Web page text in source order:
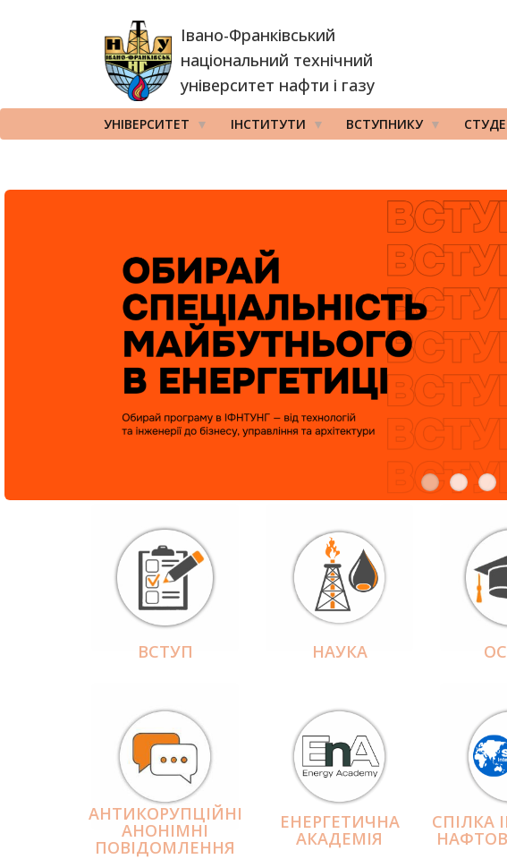
Івано-Франківський
національний технічний
університет нафти і газу
УНІВЕРСИТЕТ ІНСТИТУТИ ВСТУПНИКУ
ВСТУП НАУКА
АНТИКОРУПЦІЙНІ
АНОНІМНІ
ПОВІДОМЛЕННЯ
ЕНЕРГЕТИЧНА
АКАДЕМІЯ
СПІЛКА